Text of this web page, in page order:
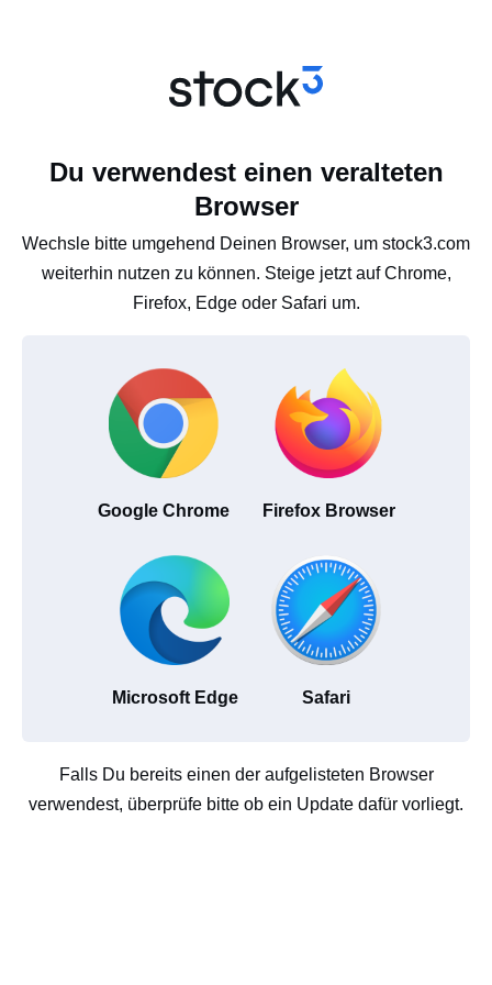
Du verwendest einen veralteten
Browser
Wechsle bitte umgehend Deinen Browser, um stock3.com
weiterhin nutzen zu können. Steige jetzt auf Chrome,
Firefox, Edge oder Safari um.
Google Chrome Firefox Browser
Microsoft Edge Safari
Falls Du bereits einen der aufgelisteten Browser
verwendest, überprüfe bitte ob ein Update dafür vorliegt.